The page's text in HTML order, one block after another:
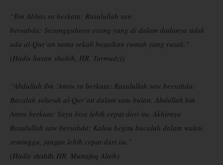
“Ibn Abbas ra berkata: Rasulullah saw
bersabda: Sesungguhnya orang yang di dalam dadanya tidak
ada al-Qur’an sama sekali bagaikan rumah yang rusak. "
(Hadis hasan shahih, HR. Turmudzi)
“Abdullah ibn ‘Amru ra berkata: Rasulullah saw bersabda:
Bacalah seluruh al-Qur’an dalam satu bulan. Abdullah bin
Amru berkata: Saya bisa lebih cepat dari itu. Akhirnya
Rasulullah saw bersabda: Kalau begitu bacalah dalam waktu
seminggu, jangan lebih cepat dari itu.”
(Hadis shahih HR. Muttafaq Alaih)